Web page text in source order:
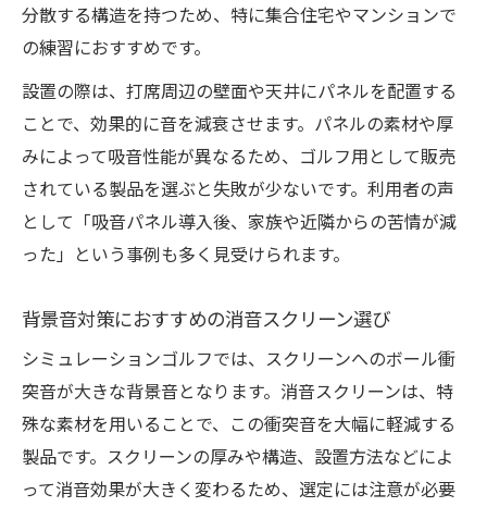
分散する構造を持つため、特に集合住宅やマンションで
の練習におすすめです。
設置の際は、打席周辺の壁面や天井にパネルを配置する
ことで、効果的に音を減衰させます。パネルの素材や厚
みによって吸音性能が異なるため、ゴルフ用として販売
されている製品を選ぶと失敗が少ないです。利用者の声
として「吸音パネル導入後、家族や近隣からの苦情が減
った」という事例も多く見受けられます。
背景音対策におすすめの消音スクリーン選び
シミュレーションゴルフでは、スクリーンへのボール衝
突音が大きな背景音となります。消音スクリーンは、特
殊な素材を用いることで、この衝突音を大幅に軽減する
製品です。スクリーンの厚みや構造、設置方法などによ
って消音効果が大きく変わるため、選定には注意が必要